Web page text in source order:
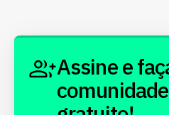
Assine e